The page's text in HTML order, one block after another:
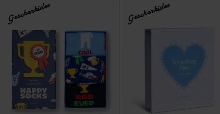
Geschenkidee Geschenkidee